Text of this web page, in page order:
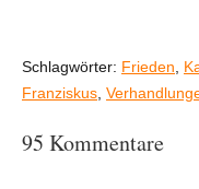
Schlagwörter: Frieden,
Franziskus,
95 Kommentare